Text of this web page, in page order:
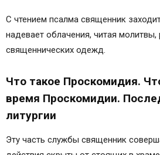
С чтением псалма священник
надевает облачения, читая
священнических одежд.
Что такое Проскомидия.
время Проскомидии.
литургии
Эту часть службы священник